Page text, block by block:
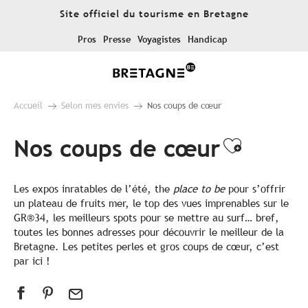
Site officiel du tourisme en Bretagne
Pros Presse Voyagistes Handicap
Accueil Selon mes envies Nos coups de cœur
Nos coups de cœur
Les expos inratables de l’été, the place to be pour s’offrir
un plateau de fruits mer, le top des vues imprenables sur le
GR®34, les meilleurs spots pour se mettre au surf… bref,
toutes les bonnes adresses pour découvrir le meilleur de la
Bretagne. Les petites perles et gros coups de cœur, c’est
par ici !